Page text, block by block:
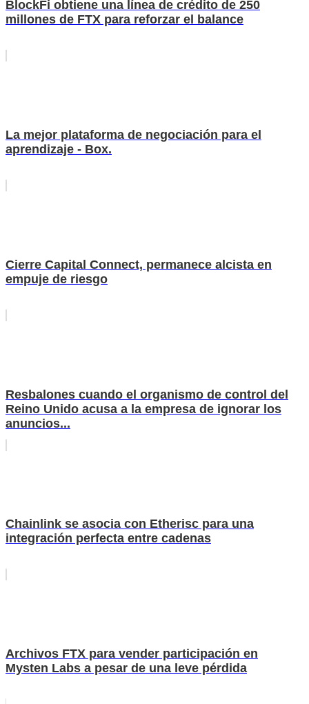
BlockFi obtiene una línea de crédito de 250
millones de FTX para reforzar el balance
La mejor plataforma de negociación para el
aprendizaje - Box.
Cierre Capital Connect, permanece alcista en
empuje de riesgo
Resbalones cuando el organismo de control del
Reino Unido acusa a la empresa de ignorar los
anuncios...
Chainlink se asocia con Etherisc para una
integración perfecta entre cadenas
Archivos FTX para vender participación en
Mysten Labs a pesar de una leve pérdida